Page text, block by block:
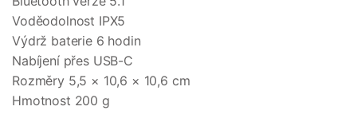
Voděodolnost IPX5
Výdrž baterie 6 hodin
Nabíjení přes USB-C
Rozměry 5,5 × 10,6 × 10,6 cm
Hmotnost 200 g